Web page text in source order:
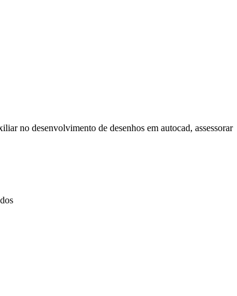
no desenvolvimento de desenhos em autocad, assessorar